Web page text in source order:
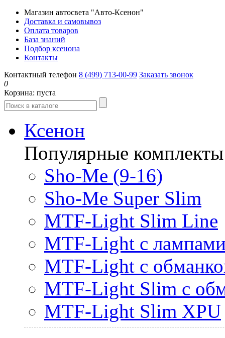
Магазин автосвета "Авто-Ксенон"
Доставка и самовывоз
Оплата товаров
База знаний
Подбор ксенона
Контакты
Контактный телефон 8 (499) 713-00-99 Заказать звонок
0
Корзина: пуста
Ксенон
Популярные комплекты
Sho-Me (9-16)
Sho-Me Super Slim
MTF-Light Slim Line
MTF-Light с
MTF-Light с
MTF-Light Slim с
MTF-Light Slim XPU